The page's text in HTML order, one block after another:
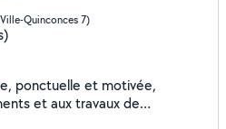
Quinconces 7)
ponctuelle et motivée,
et aux travaux de